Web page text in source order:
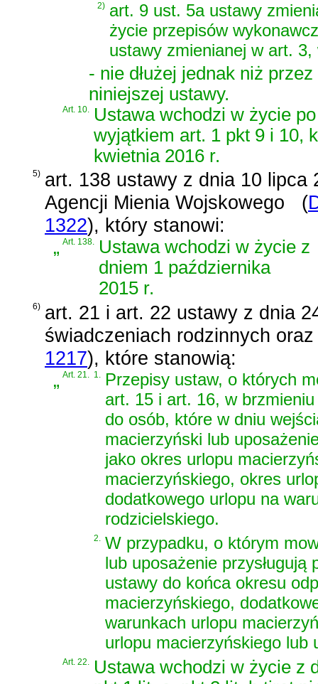
2) art. 9 ust. 5a ustawy
życie przepisów
ustawy zmienianej w art.
- nie dłużej jednak niż
niniejszej ustawy.
Art. 10.
Ustawa wchodzi w życie
wyjątkiem art. 1 pkt 9 i 10,
kwietnia 2016 r.
5) art. 138 ustawy z dnia 10 lipca
Agencji Mienia Wojskowego
(
1322), który stanowi:
„Art. 138. Ustawa wchodzi w życie z
dniem 1 października
2015 r.
6) art. 21 i art. 22 ustawy z dnia
świadczeniach rodzinnych
1217), które stanowią:
„Art. 21. 1. Przepisy ustaw, o których
art. 15 i art. 16, w
do osób, które w dniu
macierzyński lub
jako okres urlopu
macierzyńskiego, okres
dodatkowego urlopu na
rodzicielskiego.
2. W przypadku, o którym
lub uposażenie
ustawy do końca okresu
macierzyńskiego,
warunkach urlopu
urlopu macierzyńskiego lub
Art. 22. Ustawa wchodzi w życie z